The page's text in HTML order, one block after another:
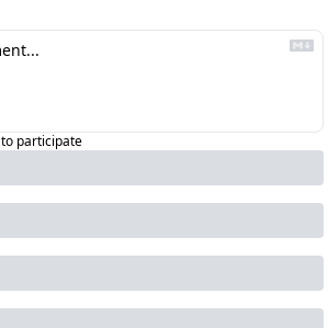
to participate